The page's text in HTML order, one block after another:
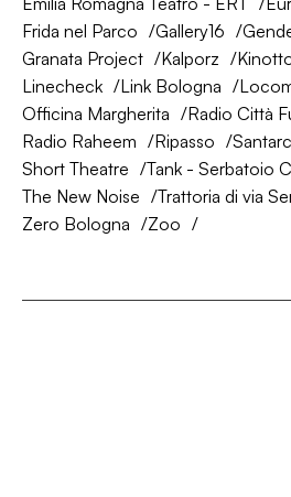
Frida nel Parco
Gallery16
Granata Project
Kalporz
Linecheck
Link Bologna
Officina Margherita
Radio Città
Radio Raheem
Ripasso
Short Theatre
Tank - Serbatoio
The New Noise
Trattoria di via
Zero Bologna
Zoo